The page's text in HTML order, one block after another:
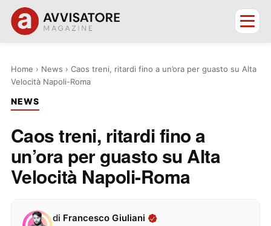
Home › News › Caos treni, ritardi fino a un’ora per guasto su Alta
Velocità Napoli-Roma
NEWS
Caos treni, ritardi fino a
un’ora per guasto su Alta
Velocità Napoli-Roma
di Francesco Giuliani